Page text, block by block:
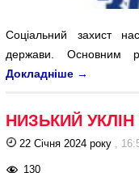
Соціальний захист
держави. Основним
Докладніше →
НИЗЬКИЙ
22 Січня 2024 року ,
130